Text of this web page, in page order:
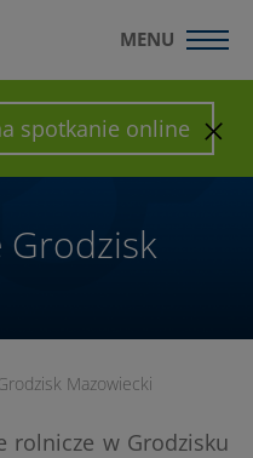
spotkanie online
MENU
SKONFIGURUJ HALĘ
Mazowiecki
rolnicze w Grodzisku